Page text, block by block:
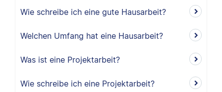
Wie schreibe ich eine gute Hausarbeit?
Welchen Umfang hat eine Hausarbeit?
Was ist eine Projektarbeit?
Wie schreibe ich eine Projektarbeit?